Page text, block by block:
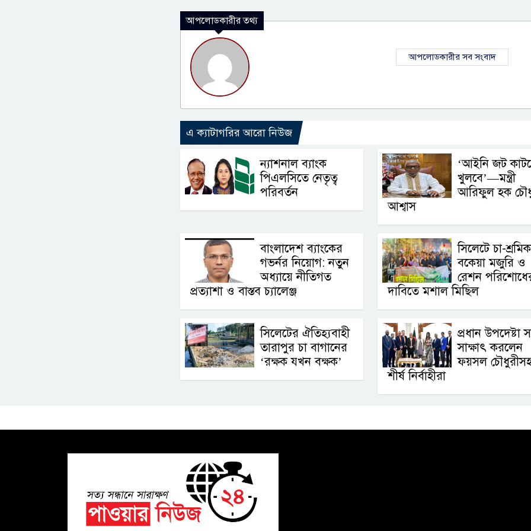
আপলোডকারীর তথ্য
আপলোডকারীর সব সংবাদ
এ ক্যাটাগরির আরো নিউজ
ন্যাশনাল ব্যাংক
পিএলসিতে নেতৃত্ব
পরিবর্তন
‘আইনি জট
খুলবে’—মন্ত্রী
আরিফুল হক
আশ্বাস
বাংলাদেশ ব্যাংকের
গভর্নর নিয়োগ: নতুন
অধ্যায়ে নীতিগত
প্রত্যাশা ও বাস্তব চ্যালেঞ্জ
সিলেটে চা-
বকেয়া মজুরি ও
রেশন
দাবিতে মশাল মিছিল
সিলেটের ঐতিহ্যবাহী
তারাপুর চা বাগানের
‘রক্ষক যখন বক্ষক’
প্রধান উপদেষ্টা
সাক্ষাৎ করলেন
ফয়সল
শীর্ষ নির্বাহীরা